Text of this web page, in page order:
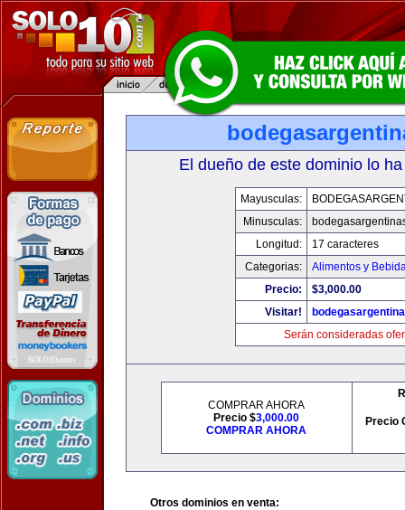
El dueño de este dominio lo
Mayusculas:
Minusculas:
Longitud:
17 caracteres
Categorias:
Alimentos y
Precio:
$3,000.00
Visitar!
Serán consideradas
COMPRAR AHORA
Precio $3,000.00
COMPRAR AHORA
Precio
Otros dominios en venta: